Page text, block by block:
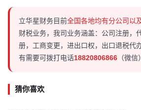
立华星财务目前全国各地均有分公司以
财税业务，我司业务涵盖：公司注册，
册，工商变更，进出口权，出口退税代
有需要可拨打电话18820806866 （微信
猜你喜欢